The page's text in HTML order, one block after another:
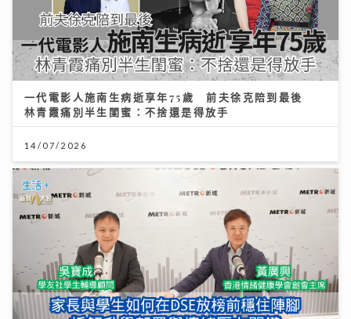
一代電影人施南生病逝享年75歲 前夫徐克陪到最後
林青霞痛別半生閨蜜：不捨還是得放手
14/07/2026